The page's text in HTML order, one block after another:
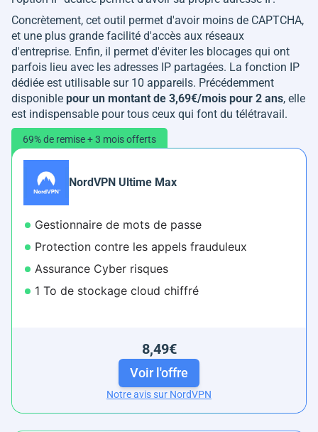
Concrètement, cet outil permet d'avoir moins de CAPTCHA,
et une plus grande facilité d'accès aux réseaux
d'entreprise. Enfin, il permet d'éviter les blocages qui ont
parfois lieu avec les adresses IP partagées. La fonction IP
dédiée est utilisable sur 10 appareils. Précédemment
disponible pour un montant de 3,69€/mois pour 2 ans, elle
est indispensable pour tous ceux qui font du télétravail.
69% de remise + 3 mois offerts
NordVPN Ultime Max
Gestionnaire de mots de passe
Protection contre les appels frauduleux
Assurance Cyber risques
1 To de stockage cloud chiffré
8,49€
Voir l'offre
Notre avis sur NordVPN